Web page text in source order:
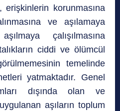
erişkinlerin korunmasına
ve aşılamaya
çalışılmasına
ciddi ve ölümcül
temelinde
yatmaktadır. Genel
dışında olan ve
aşıların toplum